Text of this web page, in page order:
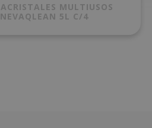
MULTIUSOS
NEVAQLEAN 5L C/4